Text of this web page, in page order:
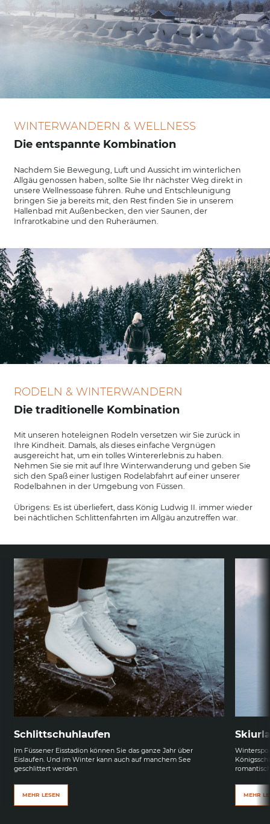
WINTERWANDERN & WELLNESS
Die entspannte Kombination
Nachdem Sie Bewegung, Luft und Aussicht im winterlichen
Allgäu genossen haben, sollte Sie Ihr nächster Weg direkt in
unsere Wellnessoase führen. Ruhe und Entschleunigung
bringen Sie ja bereits mit, den Rest finden Sie in unserem
Hallenbad mit Außenbecken, den vier Saunen, der
Infrarotkabine und den Ruheräumen.
RODELN & WINTERWANDERN
Die traditionelle Kombination
Mit unseren hoteleignen Rodeln versetzen wir Sie zurück in
Ihre Kindheit. Damals, als dieses einfache Vergnügen
ausgereicht hat, um ein tolles Wintererlebnis zu haben.
Nehmen Sie sie mit auf Ihre Winterwanderung und geben Sie
sich den Spaß einer lustigen Rodelabfahrt auf einer unserer
Rodelbahnen in der Umgebung von Füssen.
Übrigens: Es ist überliefert, dass König Ludwig II. immer wieder
bei nächtlichen Schlittenfahrten im Allgäu anzutreffen war.
Schlittschuhlaufen
Im Füssener Eisstadion können Sie das ganze Jahr über
Eislaufen. Und im Winter kann auch auf manchem See
geschlittert werden.
MEHR LESEN MEHR